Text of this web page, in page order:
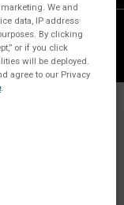
We and
data, IP address
By clicking
or if you click
will be deployed.
agree to our Privacy
.